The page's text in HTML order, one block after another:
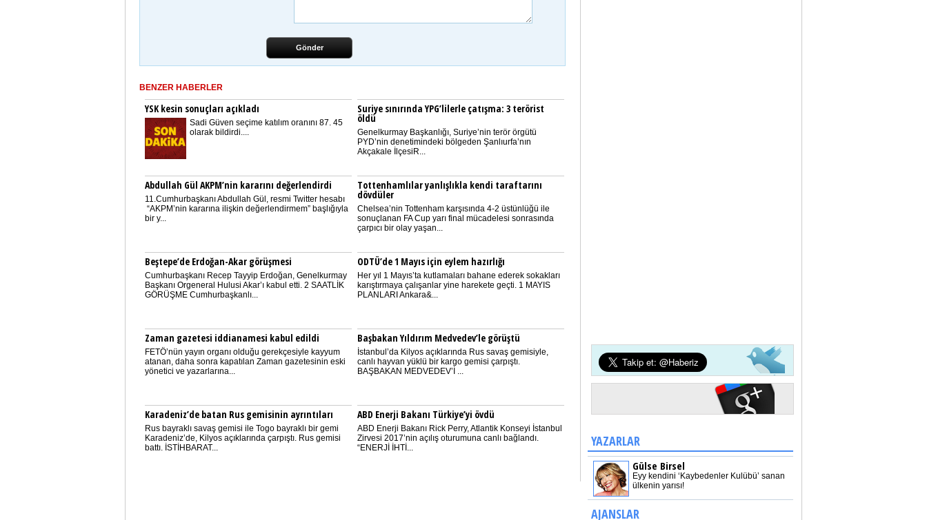
Gönder
BENZER HABERLER
YSK kesin sonuçları açıkladı
Sadi Güven seçime katılım oranını 87. 45
olarak bildirdi....
Suriye sınırında YPG’lilerle çatışma: 3 terörist
öldü
Genelkurmay Başkanlığı, Suriye’nin terör örgütü
PYD’nin denetimindeki bölgeden Şanlıurfa’nın
Akçakale İlçesiR...
Abdullah Gül AKPM’nin kararını değerlendirdi
11.Cumhurbaşkanı Abdullah Gül, resmi Twitter hesabı
“AKPM’nin kararına ilişkin değerlendirmem” başlığıyla
bir y...
Tottenhamlılar yanlışlıkla kendi taraftarını
dövdüler
Chelsea’nin Tottenham karşısında 4-2 üstünlüğü ile
sonuçlanan FA Cup yarı final mücadelesi sonrasında
çarpıcı bir olay yaşan...
Beştepe’de Erdoğan-Akar görüşmesi
Cumhurbaşkanı Recep Tayyip Erdoğan, Genelkurmay
Başkanı Orgeneral Hulusi Akar’ı kabul etti. 2 SAATLİK
GÖRÜŞME Cumhurbaşkanlı...
ODTÜ’de 1 Mayıs için eylem hazırlığı
Her yıl 1 Mayıs’ta kutlamaları bahane ederek sokakları
karıştırmaya çalışanlar yine harekete geçti. 1 MAYIS
PLANLARI Ankara&...
Zaman gazetesi iddianamesi kabul edildi
FETÖ’nün yayın organı olduğu gerekçesiyle kayyum
atanan, daha sonra kapatılan Zaman gazetesinin eski
yönetici ve yazarlarına...
Başbakan Yıldırım Medvedev’le görüştü
İstanbul’da Kilyos açıklarında Rus savaş gemisiyle,
canlı hayvan yüklü bir kargo gemisi çarpıştı.
BAŞBAKAN MEDVEDEV’İ ...
Karadeniz’de batan Rus gemisinin ayrıntıları
Rus bayraklı savaş gemisi ile Togo bayraklı bir gemi
Karadeniz’de, Kilyos açıklarında çarpıştı. Rus gemisi
battı. İSTİHBARAT...
ABD Enerji Bakanı Türkiye’yi övdü
ABD Enerji Bakanı Rick Perry, Atlantik Konseyi İstanbul
Zirvesi 2017’nin açılış oturumuna canlı bağlandı.
“ENERJİ İHTİ...
YAZARLAR
Gülse Birsel
Eyy kendini ‘Kaybedenler Kulübü’ sanan
ülkenin yarısı!
AJANSLAR